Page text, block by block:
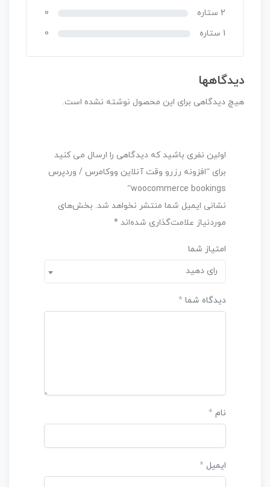
2 ستاره
0
1 ستاره
0
دیدگاهها
هیچ دیدگاهی برای این محصول نوشته نشده است.
اولین نفری باشید که دیدگاهی را ارسال می کنید
برای “افزونه رزرو وقت آنلاین ووکامرس / وردپرس
woocommerce bookings”
نشانی ایمیل شما منتشر نخواهد شد. بخش‌های
موردنیاز علامت‌گذاری شده‌اند *
امتیاز شما
رای دهید
دیدگاه شما *
نام *
ایمیل *